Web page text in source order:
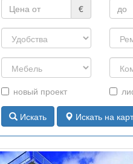
€
новый проект
Искать Искать на